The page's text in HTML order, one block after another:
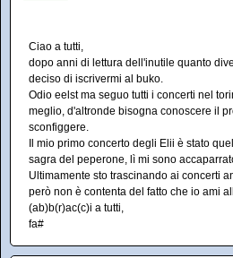
Ciao a tutti,
dopo anni di lettura dell'inutile quanto
deciso di iscrivermi al buko.
Odio eelst ma seguo tutti i concerti nel
meglio, d'altronde bisogna conoscere il
sconfiggere.
Il mio primo concerto degli Elii è stato
sagra del peperone, lì mi sono
Ultimamente sto trascinando ai concerti
però non è contenta del fatto che io ami
(ab)b(r)ac(c)i a tutti,
fa#